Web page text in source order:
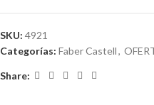
SKU: 4921
Categorías: Faber Castell,
Share: